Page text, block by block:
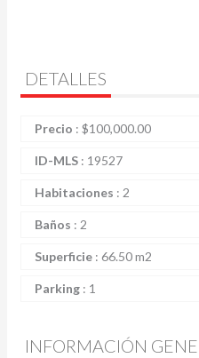
DETALLES
Precio : $100,000.00
ID-MLS : 19527
Habitaciones : 2
Baños : 2
Superficie : 66.50 m2
Parking : 1
INFORMACIÓN